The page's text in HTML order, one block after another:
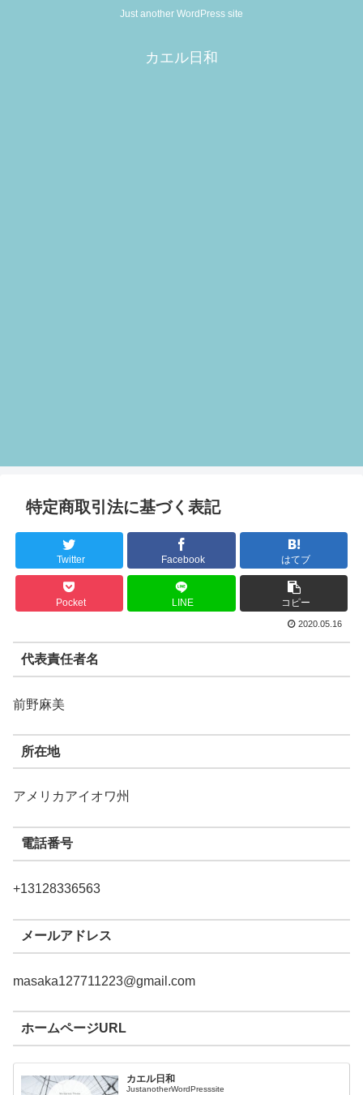
Just another WordPress site
カエル日和
特定商取引法に基づく表記
Twitter Facebook はてブ
Pocket LINE コピー
2020.05.16
代表責任者名
前野麻美
所在地
アメリカアイオワ州
電話番号
+13128336563
メールアドレス
masaka127711223@gmail.com
ホームページURL
カエル日和
JustanotherWordPresssite